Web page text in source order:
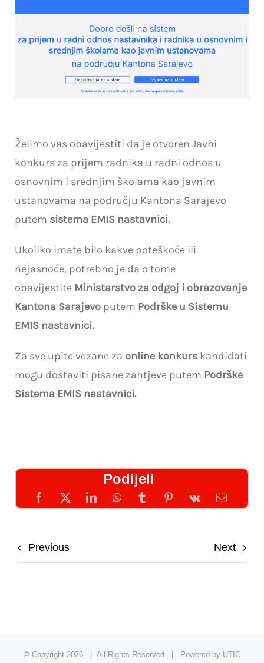
Želimo vas obavijestiti da je otvoren Javni
konkurs za prijem radnika u radni odnos u
osnovnim i srednjim školama kao javnim
ustanovama na području Kantona Sarajevo
putem sistema EMIS nastavnici.
Ukoliko imate bilo kakve poteškoće ili
nejasnoće, potrebno je da o tome
obavijestite Ministarstvo za odgoj i obrazovanje
Kantona Sarajevo putem Podrške u Sistemu
EMIS nastavnici.
Za sve upite vezane za online konkurs kandidati
mogu dostaviti pisane zahtjeve putem Podrške
Sistema EMIS nastavnici.
Podijeli
Previous Next
© Copyright 2026 | All Rights Reserved | Powered by UTIC